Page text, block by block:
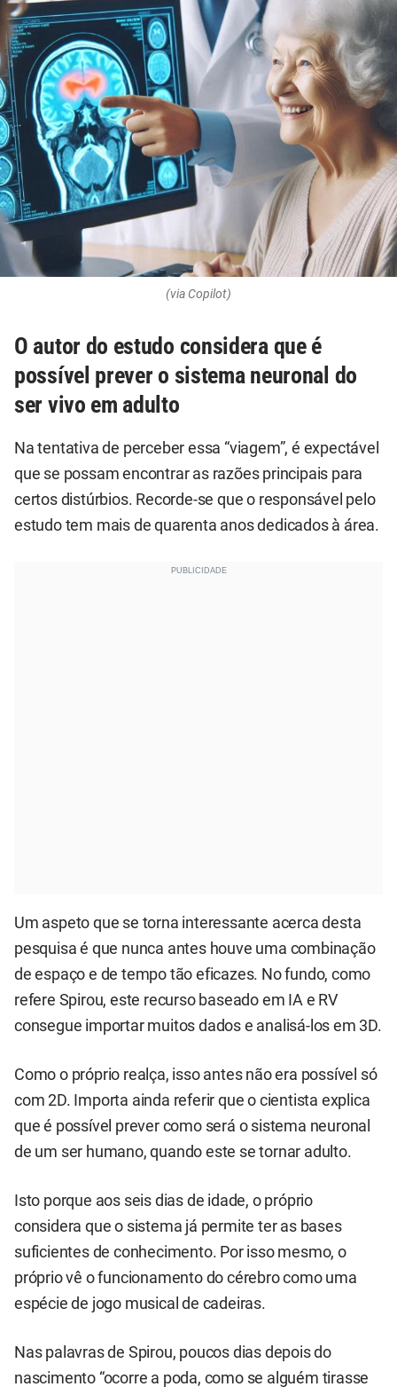
(via Copilot)
O autor do estudo considera que é
possível prever o sistema neuronal do
ser vivo em adulto
Na tentativa de perceber essa “viagem”, é expectável
que se possam encontrar as razões principais para
certos distúrbios. Recorde-se que o responsável pelo
estudo tem mais de quarenta anos dedicados à área.
Um aspeto que se torna interessante acerca desta
pesquisa é que nunca antes houve uma combinação
de espaço e de tempo tão eficazes. No fundo, como
refere Spirou, este recurso baseado em IA e RV
consegue importar muitos dados e analisá-los em 3D.
Como o próprio realça, isso antes não era possível só
com 2D. Importa ainda referir que o cientista explica
que é possível prever como será o sistema neuronal
de um ser humano, quando este se tornar adulto.
Isto porque aos seis dias de idade, o próprio
considera que o sistema já permite ter as bases
suficientes de conhecimento. Por isso mesmo, o
próprio vê o funcionamento do cérebro como uma
espécie de jogo musical de cadeiras.
Nas palavras de Spirou, poucos dias depois do
nascimento “ocorre a poda, como se alguém tirasse